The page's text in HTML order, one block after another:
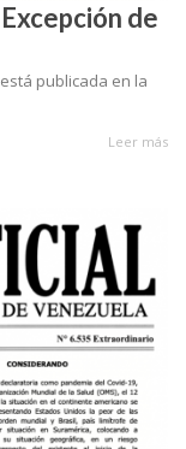
de
publicada en la
Leer más